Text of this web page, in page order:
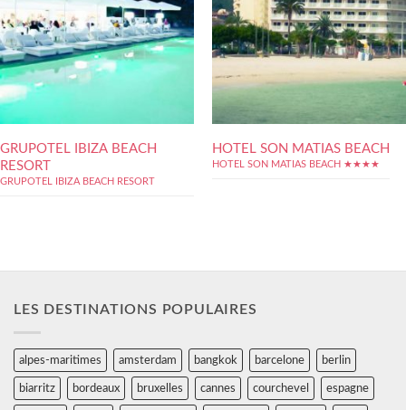
GRUPOTEL IBIZA BEACH
RESORT
GRUPOTEL IBIZA BEACH RESORT
HOTEL SON MATIAS BEACH
HOTEL SON MATIAS BEACH ★★★★
LES DESTINATIONS POPULAIRES
alpes-maritimes amsterdam bangkok barcelone berlin
biarritz bordeaux bruxelles cannes courchevel espagne